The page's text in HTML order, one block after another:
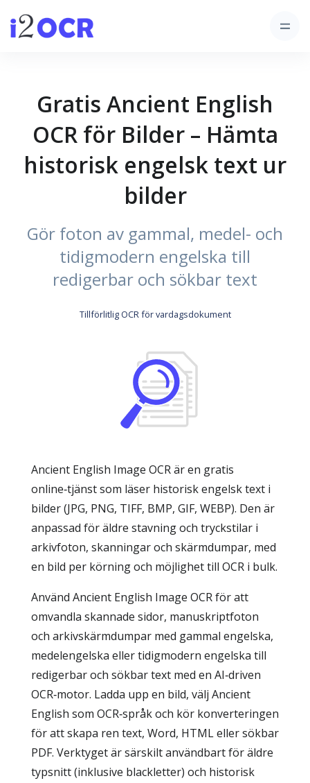
Gratis Ancient English
OCR för Bilder – Hämta
historisk engelsk text ur
bilder
Gör foton av gammal, medel- och
tidigmodern engelska till
redigerbar och sökbar text
Tillförlitlig OCR för vardagsdokument
Ancient English Image OCR är en gratis
online‑tjänst som läser historisk engelsk text i
bilder (JPG, PNG, TIFF, BMP, GIF, WEBP). Den är
anpassad för äldre stavning och tryckstilar i
arkivfoton, skanningar och skärmdumpar, med
en bild per körning och möjlighet till OCR i bulk.
Använd Ancient English Image OCR för att
omvandla skannade sidor, manuskriptfoton
och arkivskärmdumpar med gammal engelska,
medelengelska eller tidigmodern engelska till
redigerbar och sökbar text med en AI‑driven
OCR‑motor. Ladda upp en bild, välj Ancient
English som OCR‑språk och kör konverteringen
för att skapa ren text, Word, HTML eller sökbar
PDF. Verktyget är särskilt användbart för äldre
typsnitt (inklusive blackletter) och historisk